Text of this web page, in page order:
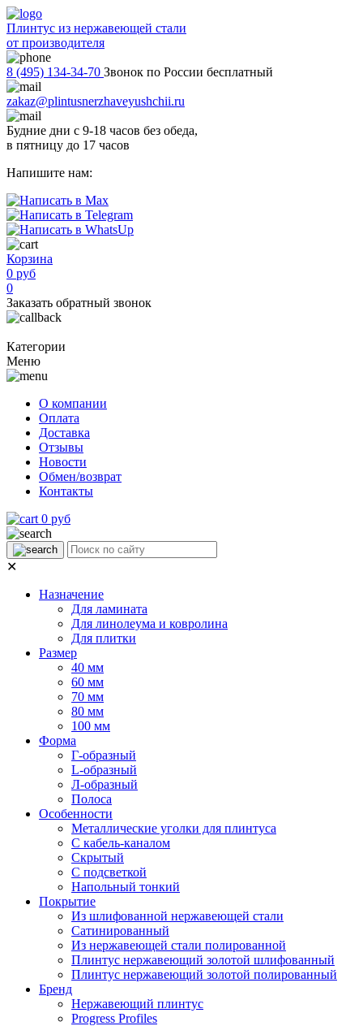
Плинтус из нержавеющей стали
от производителя
8 (495) 134-34-70 Звонок по России бесплатный
zakaz@plintusnerzhaveyushchii.ru
Будние дни с 9-18 часов без обеда,
в пятницу до 17 часов
Напишите нам:
Корзина
0 руб
0
Заказать обратный звонок
Категории
Меню
О компании
Оплата
Доставка
Отзывы
Новости
Обмен/возврат
Контакты
0 руб
✕
Назначение
Для ламината
Для линолеума и ковролина
Для плитки
Размер
40 мм
60 мм
70 мм
80 мм
100 мм
Форма
Г-образный
L-образный
Л-образный
Полоса
Особенности
Металлические уголки для плинтуса
С кабель-каналом
Скрытый
С подсветкой
Напольный тонкий
Покрытие
Из шлифованной нержавеющей стали
Сатинированный
Из нержавеющей стали полированной
Плинтус нержавеющий золотой шлифованный
Плинтус нержавеющий золотой полированный
Бренд
Нержавеющий плинтус
Progress Profiles